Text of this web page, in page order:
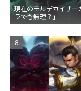
現在のモルデカイザー
ラでも無理？」